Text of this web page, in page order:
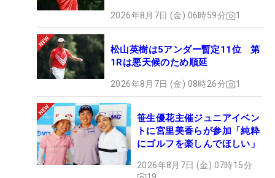
2026年8月7日 (金) 06時59分 1
松山英樹は5アンダー暫定11位 第
1Rは悪天候のため順延
2026年8月7日 (金) 08時26分 1
笹生優花主催ジュニアイベン
トに宮里美香らが参加「純粋
にゴルフを楽しんでほしい」
2026年8月7日 (金) 07時15分